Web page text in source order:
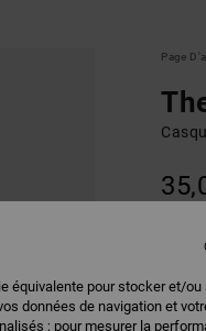
Page
équivalente pour stocker et/ou
données de navigation et
; pour mesurer la